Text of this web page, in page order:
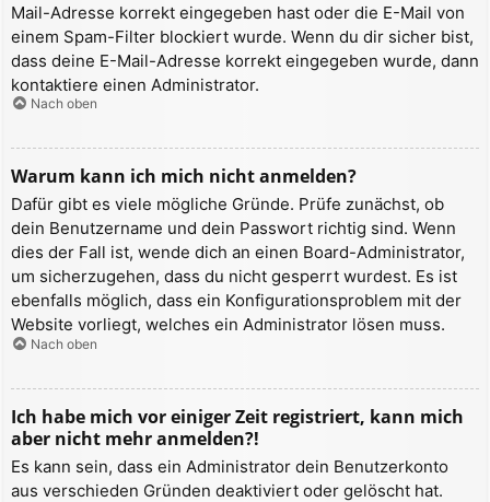
Mail-Adresse korrekt eingegeben hast oder die E-Mail von
einem Spam-Filter blockiert wurde. Wenn du dir sicher bist,
dass deine E-Mail-Adresse korrekt eingegeben wurde, dann
kontaktiere einen Administrator.
Nach oben
Warum kann ich mich nicht anmelden?
Dafür gibt es viele mögliche Gründe. Prüfe zunächst, ob
dein Benutzername und dein Passwort richtig sind. Wenn
dies der Fall ist, wende dich an einen Board-Administrator,
um sicherzugehen, dass du nicht gesperrt wurdest. Es ist
ebenfalls möglich, dass ein Konfigurationsproblem mit der
Website vorliegt, welches ein Administrator lösen muss.
Nach oben
Ich habe mich vor einiger Zeit registriert, kann mich
aber nicht mehr anmelden?!
Es kann sein, dass ein Administrator dein Benutzerkonto
aus verschieden Gründen deaktiviert oder gelöscht hat.